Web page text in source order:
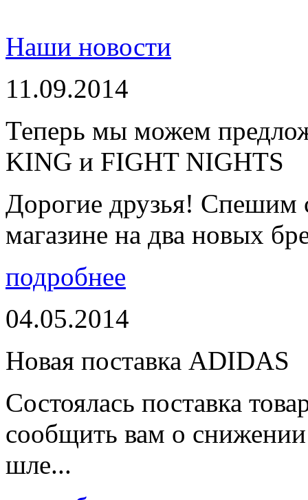
Наши новости
11.09.2014
Теперь мы можем
KING и FIGHT NIGHTS
Дорогие друзья! Спешим
магазине на два новых
подробнее
04.05.2014
Новая поставка ADIDAS
Состоялась поставка
сообщить вам о
шле...